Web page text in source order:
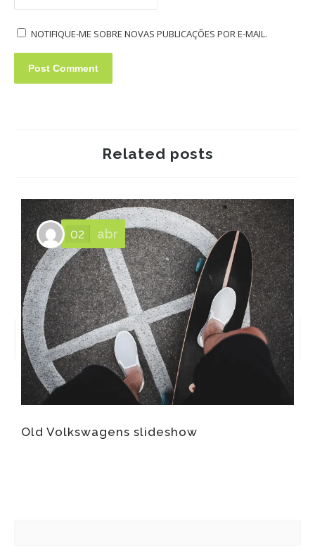
NOTIFIQUE-ME SOBRE NOVAS PUBLICAÇÕES POR E-MAIL.
Related posts
Old Volkswagens slideshow
02 abr